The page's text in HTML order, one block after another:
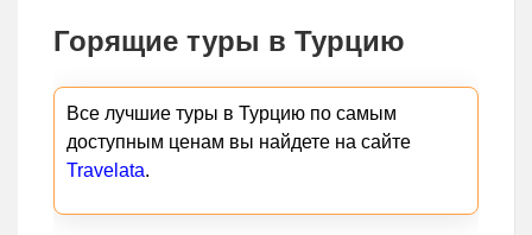
Горящие туры в Турцию
Все лучшие туры в Турцию по самым
доступным ценам вы найдете на сайте
Travelata.